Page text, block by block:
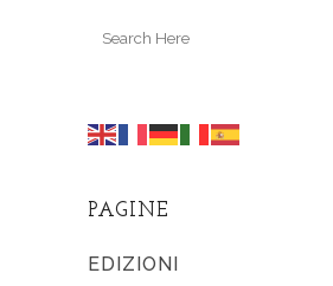
PAGINE
EDIZIONI